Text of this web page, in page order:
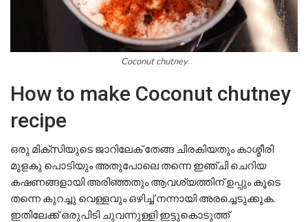
Coconut chutney
How to make Coconut chutney
recipe
ഒരു മിക്സിയുടെ ജാറിലേക് തേങ്ങ ചിരകിയതും കാശ്മീരി
മുളകു പൊടിയും അതുപോലെ തന്നെ ഇഞ്ചി ചെറിയ
കഷണങ്ങളായി അരിഞ്ഞതും ആവശ്യത്തിന് ഉപ്പും കൂടെ
തന്നെ കുറച്ചു വെള്ളവും ഒഴിച്ച് നന്നായി അരച്ചെടുക്കുക.
ഇതിലേക്ക് ഒരുപിടി ചുവന്നുള്ളി ഇട്ടുകൊടുത്ത്